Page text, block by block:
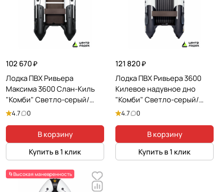
102 670 ₽
Лодка ПВХ Ривьера
Максима 3600 Слан-Киль
"Комби" Светло-серый/
Черный
4.7 0
В корзину
Купить в 1 клик
121 820 ₽
Лодка ПВХ Ривьера 3600
Килевое надувное дно
"Комби" Светло-серый/
Черный
4.7 0
В корзину
Купить в 1 клик
🌀Высокая маневренность